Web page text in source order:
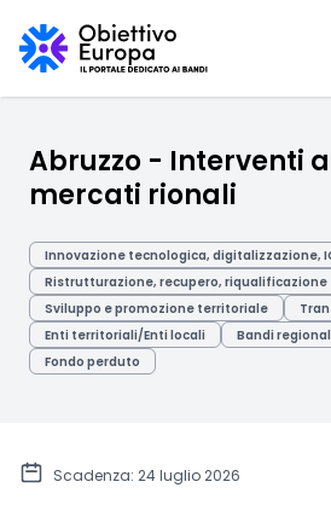
Abruzzo - Interventi
mercati rionali
Innovazione tecnologica, digitalizzazione,
Ristrutturazione, recupero, riqualificazione
Sviluppo e promozione territoriale
Enti territoriali/Enti locali
Bandi
Fondo perduto
Scadenza: 24 luglio 2026